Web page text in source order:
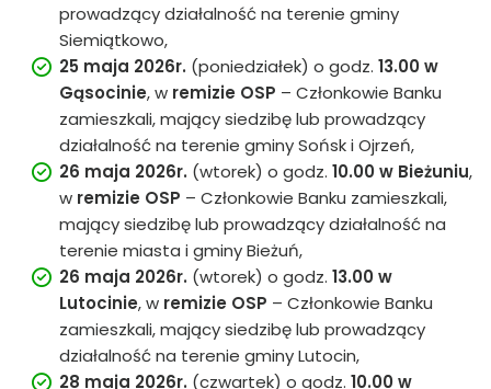
prowadzący działalność na terenie gminy
Siemiątkowo,
25 maja 2026r. (poniedziałek) o godz.13.00 w
Gąsocinie, w remizie OSP – Członkowie Banku
zamieszkali, mający siedzibę lub prowadzący
działalność na terenie gminy Sońsk i Ojrzeń,
26 maja 2026r. (wtorek) o godz.10.00 w Bieżuniu,
w remizie OSP – Członkowie Banku zamieszkali,
mający siedzibę lub prowadzący działalność na
terenie miasta i gminy Bieżuń,
26 maja 2026r. (wtorek) o godz.13.00 w
Lutocinie, w remizie OSP – Członkowie Banku
zamieszkali, mający siedzibę lub prowadzący
działalność na terenie gminy Lutocin,
28 maja 2026r. (czwartek) o godz.10.00 w